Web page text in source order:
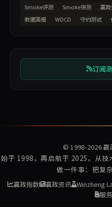
Smoke评测 Smoke快测 赢
数据简报
WDCD 守约测试
订阅
© 1998-2026赢
始于 1998，再启航于 2025。从
做一件事：把复
赢政指数 赢政资讯 Winzheng
服